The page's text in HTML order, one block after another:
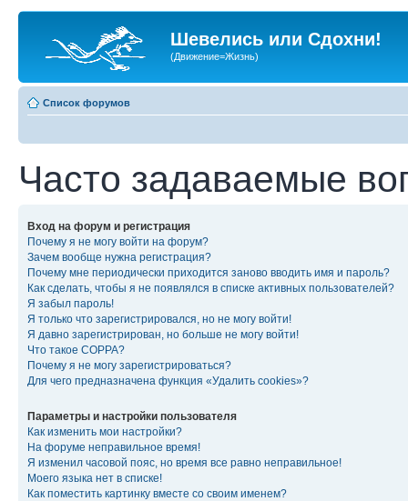
Шевелись или Сдохни!
(Движение=Жизнь)
Список форумов
Часто задаваемые
Вход на форум и регистрация
Почему я не могу войти на форум?
Зачем вообще нужна регистрация?
Почему мне периодически приходится заново вводить имя и пароль?
Как сделать, чтобы я не появлялся в списке активных пользователей?
Я забыл пароль!
Я только что зарегистрировался, но не могу войти!
Я давно зарегистрирован, но больше не могу войти!
Что такое COPPA?
Почему я не могу зарегистрироваться?
Для чего предназначена функция «Удалить cookies»?
Параметры и настройки пользователя
Как изменить мои настройки?
На форуме неправильное время!
Я изменил часовой пояс, но время все равно неправильное!
Моего языка нет в списке!
Как поместить картинку вместе со своим именем?